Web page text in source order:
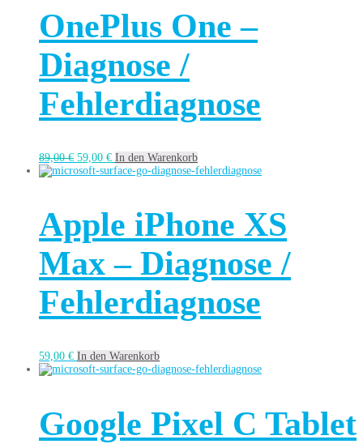
OnePlus One –
Diagnose /
Fehlerdiagnose
89,00€ 59,00 € In den Warenkorb
Apple iPhone XS
Max – Diagnose /
Fehlerdiagnose
59,00 € In den Warenkorb
Google Pixel C Tablet